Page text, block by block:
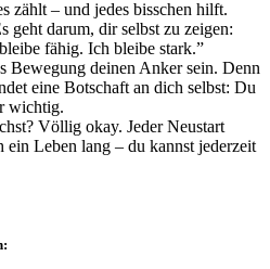
zählt – und jedes bisschen hilft.
geht darum, dir selbst zu zeigen:
fähig. Ich bleibe stark.”
Bewegung deinen Anker sein. Denn
eine Botschaft an dich selbst: Du
wichtig.
Völlig okay. Jeder Neustart
Leben lang – du kannst jederzeit